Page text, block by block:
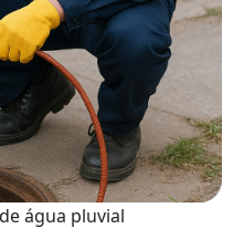
água pluvial